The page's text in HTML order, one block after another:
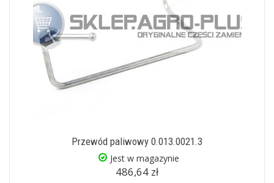
Przewód paliwowy 0.013.0021.3
Jest w magazynie
486,64 zł